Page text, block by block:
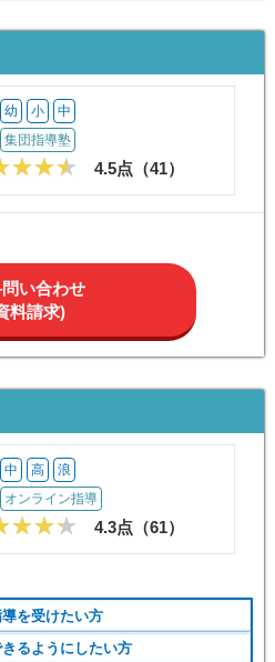
幼 小 中
集団指導塾
4.5点（41）
い合わせ
料請求)
中 高 浪
オンライン指導
4.3点（61）
を受けたい方
るようにしたい方